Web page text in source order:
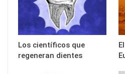
Los científicos que
regeneran dientes